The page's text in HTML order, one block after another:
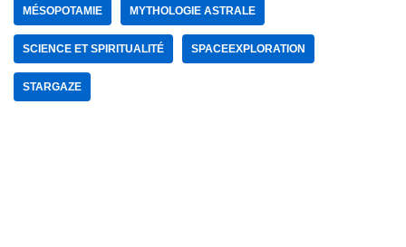
MÉSOPOTAMIE MYTHOLOGIE ASTRALE
SCIENCE ET SPIRITUALITÉ SPACEEXPLORATION
STARGAZE